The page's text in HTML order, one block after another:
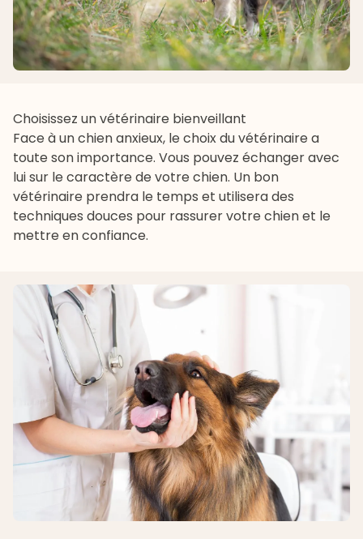
Choisissez un vétérinaire bienveillant
Face à un chien anxieux, le choix du vétérinaire a
toute son importance. Vous pouvez échanger avec
lui sur le caractère de votre chien. Un bon
vétérinaire prendra le temps et utilisera des
techniques douces pour rassurer votre chien et le
mettre en confiance.